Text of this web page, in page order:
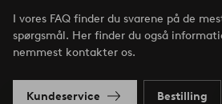
I vores FAQ finder du svarene på de
spørgsmål. Her finder du også
nemmest kontakter os.
Kundeservice Bestilling